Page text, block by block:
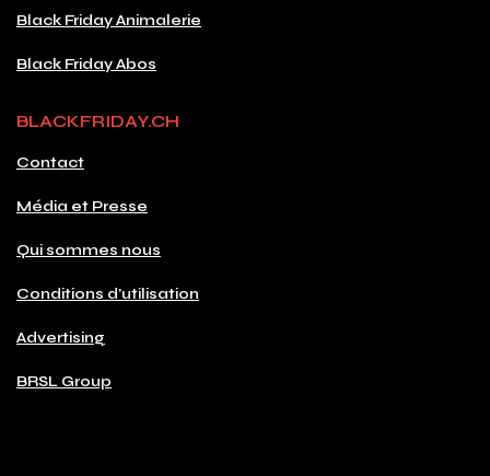
Black Friday Animalerie
Black Friday Abos
BLACKFRIDAY.CH
Contact
Média et Presse
Qui sommes nous
Conditions d'utilisation
Advertising
BRSL Group